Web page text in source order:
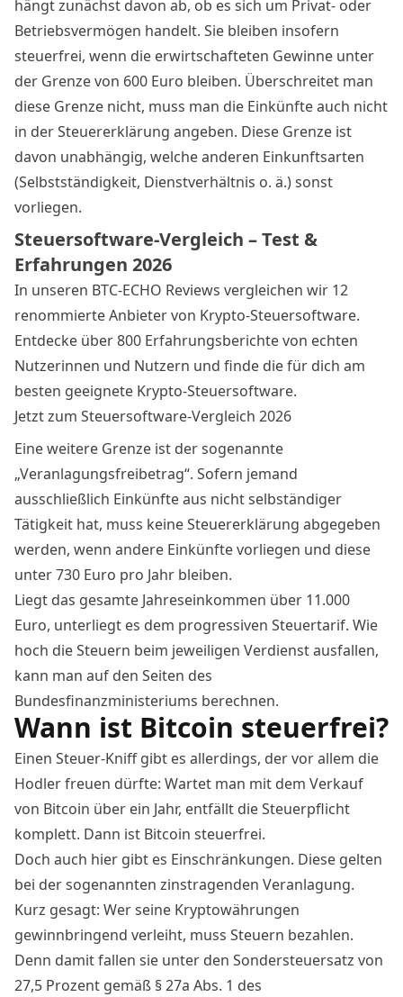
hängt zunächst davon ab, ob es sich um Privat- oder
Betriebsvermögen handelt. Sie bleiben insofern
steuerfrei, wenn die erwirtschafteten Gewinne unter
der Grenze von 600 Euro bleiben. Überschreitet man
diese Grenze nicht, muss man die Einkünfte auch nicht
in der Steuererklärung angeben. Diese Grenze ist
davon unabhängig, welche anderen Einkunftsarten
(Selbstständigkeit, Dienstverhältnis o. ä.) sonst
vorliegen.
Steuersoftware-Vergleich – Test &
Erfahrungen 2026
In unseren BTC-ECHO Reviews vergleichen wir 12
renommierte Anbieter von Krypto-Steuersoftware.
Entdecke über 800 Erfahrungsberichte von echten
Nutzerinnen und Nutzern und finde die für dich am
besten geeignete Krypto-Steuersoftware.
Jetzt zum Steuersoftware-Vergleich 2026
Eine weitere Grenze ist der sogenannte
„Veranlagungsfreibetrag“. Sofern jemand
ausschließlich Einkünfte aus nicht selbständiger
Tätigkeit hat, muss keine Steuererklärung abgegeben
werden, wenn andere Einkünfte vorliegen und diese
unter 730 Euro pro Jahr bleiben.
Liegt das gesamte Jahreseinkommen über 11.000
Euro, unterliegt es dem progressiven Steuertarif. Wie
hoch die Steuern beim jeweiligen Verdienst ausfallen,
kann man auf den Seiten des
Bundesfinanzministeriums berechnen.
Wann ist Bitcoin steuerfrei?
Einen Steuer-Kniff gibt es allerdings, der vor allem die
Hodler freuen dürfte: Wartet man mit dem Verkauf
von Bitcoin über ein Jahr, entfällt die Steuerpflicht
komplett. Dann ist Bitcoin steuerfrei.
Doch auch hier gibt es Einschränkungen. Diese gelten
bei der sogenannten zinstragenden Veranlagung.
Kurz gesagt: Wer seine Kryptowährungen
gewinnbringend verleiht, muss Steuern bezahlen.
Denn damit fallen sie unter den Sondersteuersatz von
27,5 Prozent gemäß § 27a Abs. 1 des